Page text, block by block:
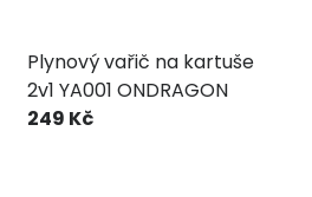
Plynový vařič na kartuše
2v1 YA001 ONDRAGON
249 Kč